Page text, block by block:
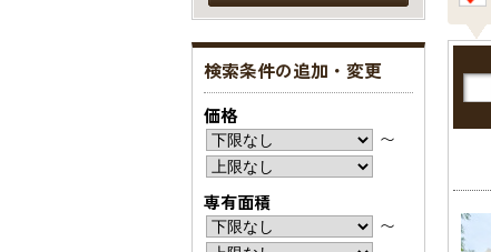
検索条件の追加・変更
価格
〜
専有面積
〜